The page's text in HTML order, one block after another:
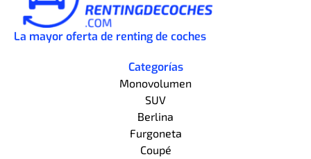
La mayor oferta de renting de coches
Categorías
Monovolumen
SUV
Berlina
Furgoneta
Coupé